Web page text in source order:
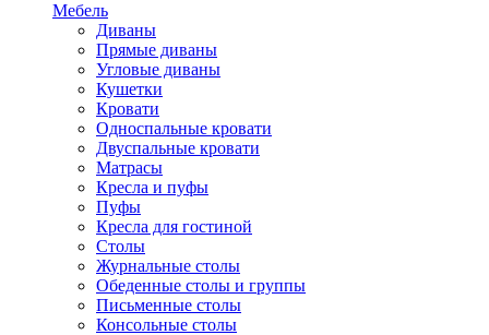
Мебель
Диваны
Прямые диваны
Угловые диваны
Кушетки
Кровати
Односпальные кровати
Двуспальные кровати
Матрасы
Кресла и пуфы
Пуфы
Кресла для гостиной
Столы
Журнальные столы
Обеденные столы и группы
Письменные столы
Консольные столы